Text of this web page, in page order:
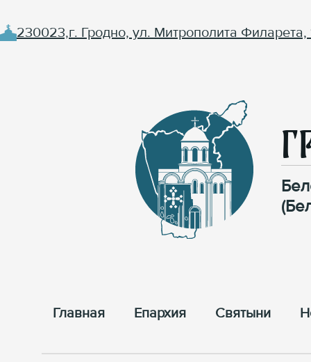
230023,г. Гродно, ул. Митрополита Филарета,
Главная Епархия Cвятыни